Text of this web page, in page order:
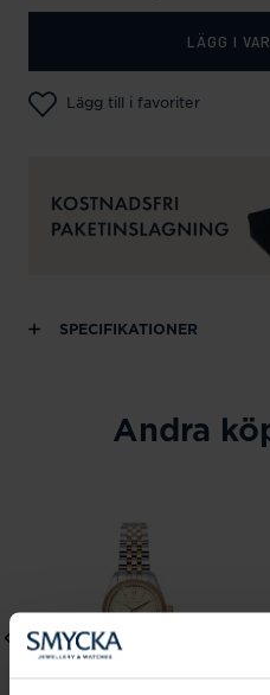
LÄGG I
Lägg till i favoriter
SPECIFIKATIONER
Andra